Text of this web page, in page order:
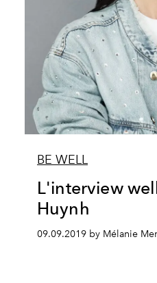
BE WELL
L'interview
Huynh
09.09.2019 by Mélanie